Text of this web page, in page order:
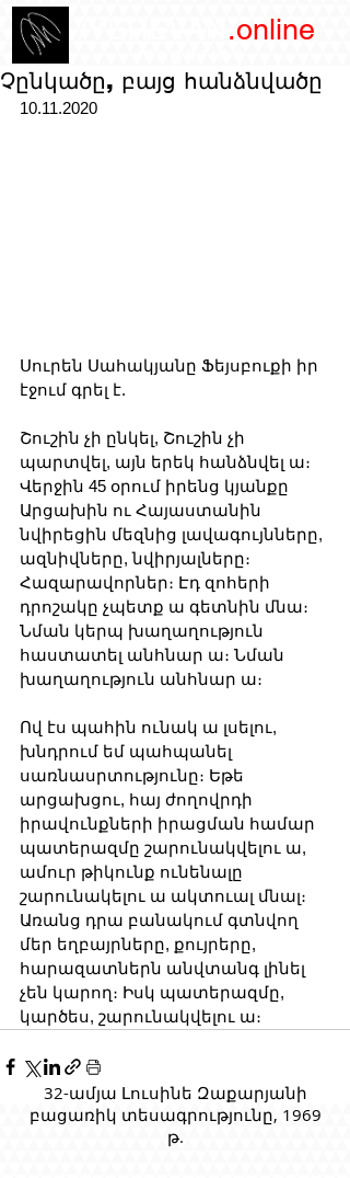
.online
Չընկածը, բայց հանձնվածը
10.11.2020
Սուրեն Սահակյանը Ֆեյսբուքի իր
էջում գրել է.
Շուշին չի ընկել, Շուշին չի
պարտվել, այն երեկ հանձնվել ա։
Վերջին 45 օրում իրենց կյանքը
Արցախին ու Հայաստանին
նվիրեցին մեզնից լավագույնները,
ազնիվները, նվիրյալները։
Հազարավորներ։ Էդ զոհերի
դրոշակը չպետք ա գետնին մնա։
Նման կերպ խաղաղություն
հաստատել անհնար ա։ Նման
խաղաղություն անհնար ա։
Ով էս պահին ունակ ա լսելու,
խնդրում եմ պահպանել
սառնասրտությունը։ Եթե
արցախցու, հայ ժողովրդի
իրավունքների իրացման համար
պատերազմը շարունակվելու ա,
ամուր թիկունք ունենալը
շարունակելու ա ակտուալ մնալ։
Առանց դրա բանակում գտնվող
մեր եղբայրները, քույրերը,
հարազատներն անվտանգ լինել
չեն կարող։ Իսկ պատերազմը,
կարծես, շարունակվելու ա։
32-ամյա Լուսինե Զաքարյանի
բացառիկ տեսագրությունը, 1969
թ.